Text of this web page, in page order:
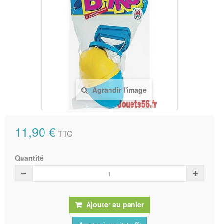
Agrandir l'image
11,90 €TTC
Quantité
Ajouter au panier